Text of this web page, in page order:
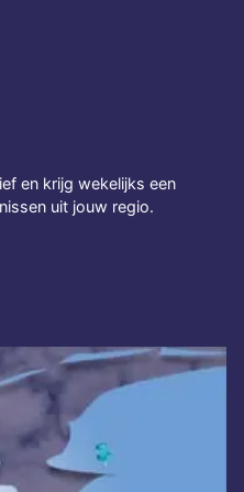
en krijg wekelijks een
uit jouw regio.